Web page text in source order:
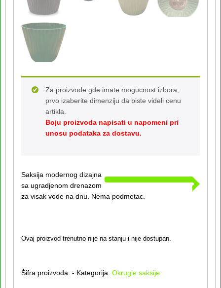
Za proizvode gde imate mogucnost izbora,
prvo izaberite dimenziju da biste videli cenu
artikla.
Boju proizvoda napisati u napomeni pri
unosu podataka za dostavu.
Saksija modernog dizajna
sa ugradjenom drenazom
za visak vode na dnu. Nema podmetac.
Ovaj proizvod trenutno nije na stanju i nije dostupan.
Šifra proizvoda: - Kategorija: Okrugle saksije